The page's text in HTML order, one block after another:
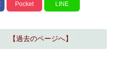
Pocket LINE
【過去のページへ】